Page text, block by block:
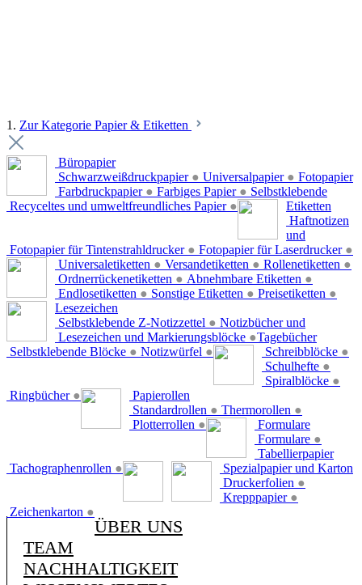
1. Zur Kategorie Papier & Etiketten
Büropapier
Schwarzweißdruckpapier ● Universalpapier ●
Farbdruckpapier ● Farbiges Papier ●
Recyceltes und umweltfreundliches Papier ●
Fotopapier
Fotopapier für Tintenstrahldrucker ● Fotopapier für Laserdrucker ●
Selbstklebende
Etiketten
Universaletiketten ● Versandetiketten ● Rollenetiketten ●
Ordnerrückenetiketten ● Abnehmbare Etiketten ●
Endlosetiketten ● Sonstige Etiketten ● Preisetiketten ●
Haftnotizen
und
Lesezeichen
Selbstklebende Z-Notizzettel ●
Lesezeichen und Markierungsblöcke ●
Selbstklebende Blöcke ● Notizwürfel ●
Notizbücher und
Tagebücher
Schreibblöcke ●
Schulhefte ●
Spiralblöcke ●
Ringbücher ●
Papierollen
Standardrollen ● Thermorollen ●
Plotterrollen ●
Formulare
Formulare ●
Tachographenrollen ●
Tabellierpapier
Spezialpapier und Karton
Druckerfolien ●
Krepppapier ●
Zeichenkarton ●
ÜBER UNS
TEAM
NACHHALTIGKEIT